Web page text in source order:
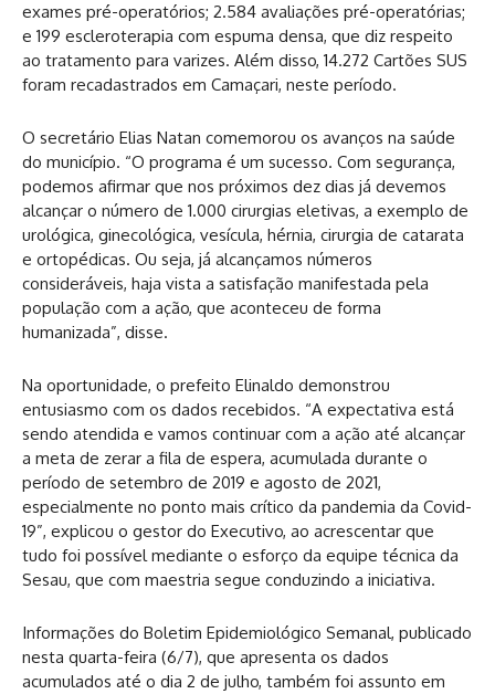
exames pré-operatórios; 2.584 avaliações pré-operatórias;
e 199 escleroterapia com espuma densa, que diz respeito
ao tratamento para varizes. Além disso, 14.272 Cartões SUS
foram recadastrados em Camaçari, neste período.
O secretário Elias Natan comemorou os avanços na saúde
do município. “O programa é um sucesso. Com segurança,
podemos afirmar que nos próximos dez dias já devemos
alcançar o número de 1.000 cirurgias eletivas, a exemplo de
urológica, ginecológica, vesícula, hérnia, cirurgia de catarata
e ortopédicas. Ou seja, já alcançamos números
consideráveis, haja vista a satisfação manifestada pela
população com a ação, que aconteceu de forma
humanizada”, disse.
Na oportunidade, o prefeito Elinaldo demonstrou
entusiasmo com os dados recebidos. “A expectativa está
sendo atendida e vamos continuar com a ação até alcançar
a meta de zerar a fila de espera, acumulada durante o
período de setembro de 2019 e agosto de 2021,
especialmente no ponto mais crítico da pandemia da Covid-
19”, explicou o gestor do Executivo, ao acrescentar que
tudo foi possível mediante o esforço da equipe técnica da
Sesau, que com maestria segue conduzindo a iniciativa.
Informações do Boletim Epidemiológico Semanal, publicado
nesta quarta-feira (6/7), que apresenta os dados
acumulados até o dia 2 de julho, também foi assunto em